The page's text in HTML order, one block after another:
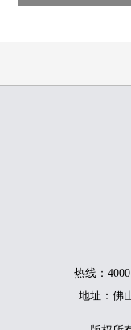
热线：
地址：佛